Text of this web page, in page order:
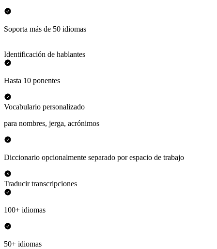
Soporta más de 50 idiomas
Identificación de hablantes
Hasta 10 ponentes
Vocabulario personalizado
para nombres, jerga, acrónimos
Diccionario opcionalmente separado por espacio de trabajo
Traducir transcripciones
100+ idiomas
50+ idiomas